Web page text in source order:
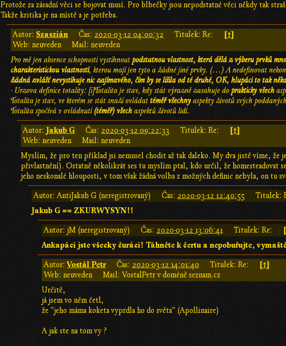
Protože za zásadní věci se bojovat musí. Pro blbečky jsou nepodstatné věci někdy tak
Takže kritika je na místě a je potřeba.
Autor: Szaszián Čas: 2020-03-12 04:00:32 Titulek: Re: [↑]
Web: neuveden
Mail: neuveden
Pro mě jen absence schopnosti vystihnoutpodstatnou vlastnost, která dělá z výberu prvků
charakteristickou vlastností, kterou mají jen tyto a žádné jiné prvky. (…) A nedefinovat
žádná zvlášť nevystihuje nic zajímavého, čím by se lišila od té druhé, OK, hlupáci to tak
- Urzova definice totality: [i]Totalita je stav, kdy stát výrazně zasahuje doprakticky všech
Totalita je stav, ve kterém se stát snaží ovládattéměř všechny aspekty životů svých
Totalita spočívá v ovládnutí (téměř) všech aspektů životů lidí.
Autor: Jakub G Čas: 2020-03-12 09:22:33 Titulek: Re: [↑]
Web: neuveden
Mail: neuveden
Myslím, že pro ten příklad jsi nemusel chodit až tak daleko. My dva jistě víme, že
přivlastnění). Ostatně několikrát ses tu myslím ptal, kdo určil, že homesteadovat
jeho neskonalé hlouposti, v tom však žádná volba z možných definic nebyla, on tu
Autor: AntiJakub G (neregistrovaný) Čas: 2020-03-12 12:40:55 Titulek:
Jakub G == ZKURWYSYN!!
Autor: jM (neregistrovaný) Čas: 2020-03-12 13:06:41 Titulek: Re:
Ankapáci jste všecky čuráci! Táhněte k čertu a nepobuřujte,
Autor: Vostál Petr Čas: 2020-03-12 14:01:40 Titulek: Re: [↑]
Web: neuveden
Mail: VostalPetr v doméně seznam.cz
Určitě,
já jsem vo něm četl,
že "jeho máma koketa vyprdla ho do světa" (Apollinaire)
A jak ste na tom vy ?